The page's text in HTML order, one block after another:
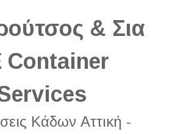
& Σια
Container
Κάδων Αττική -